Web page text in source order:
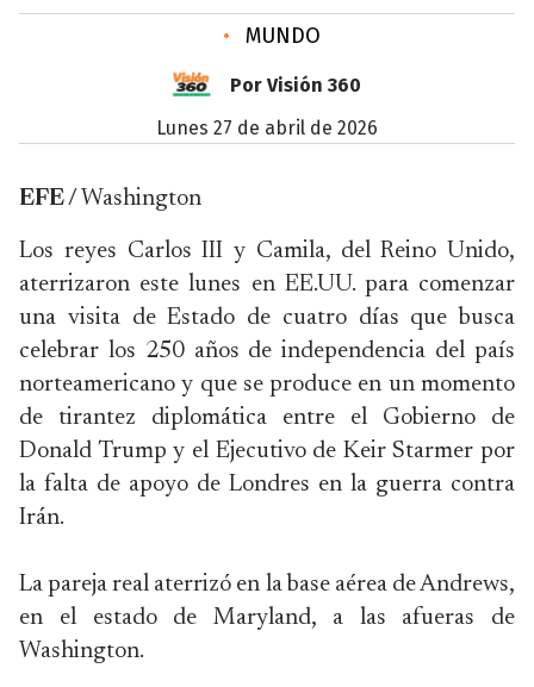
• MUNDO
Por Visión 360
lunes 27 de abril de 2026
EFE / Washington
Los reyes Carlos III y Camila, del Reino Unido,
aterrizaron este lunes en EE.UU. para comenzar
una visita de Estado de cuatro días que busca
celebrar los 250 años de independencia del país
norteamericano y que se produce en un momento
de tirantez diplomática entre el Gobierno de
Donald Trump y el Ejecutivo de Keir Starmer por
la falta de apoyo de Londres en la guerra contra
Irán.
La pareja real aterrizó en la base aérea de Andrews,
en el estado de Maryland, a las afueras de
Washington.